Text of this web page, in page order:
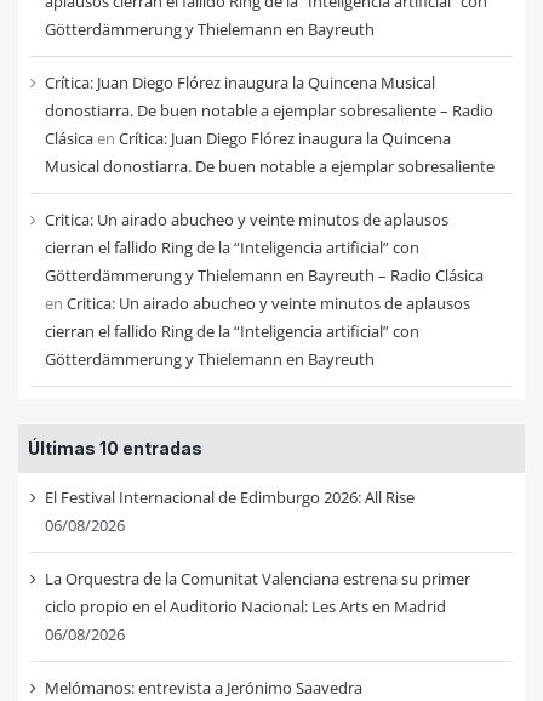
Götterdämmerung y Thielemann en Bayreuth
Crítica: Juan Diego Flórez inaugura la Quincena Musical
donostiarra. De buen notable a ejemplar sobresaliente – Radio
Clásicaen Crítica: Juan Diego Flórez inaugura la Quincena
Musical donostiarra. De buen notable a ejemplar sobresaliente
Critica: Un airado abucheo y veinte minutos de aplausos
cierran el fallido Ring de la “Inteligencia artificial” con
Götterdämmerung y Thielemann en Bayreuth – Radio Clásica
en Critica: Un airado abucheo y veinte minutos de aplausos
cierran el fallido Ring de la “Inteligencia artificial” con
Götterdämmerung y Thielemann en Bayreuth
Últimas 10 entradas
El Festival Internacional de Edimburgo 2026: All Rise
06/08/2026
La Orquestra de la Comunitat Valenciana estrena su primer
ciclo propio en el Auditorio Nacional: Les Arts en Madrid
06/08/2026
Melómanos: entrevista a Jerónimo Saavedra